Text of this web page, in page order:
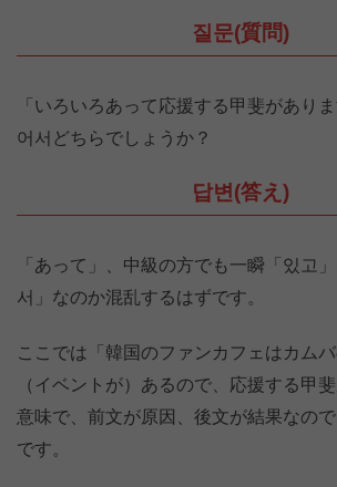
질문(質問)
「いろいろあって応援する甲斐があり
어서どちらでしょうか？
답변(答え)
「あって」、中級の方でも一瞬「있고
서」なのか混乱するはずです。
ここでは「韓国のファンカフェはカム
（イベントが）あるので、応援する甲
意味で、前文が原因、後文が結果なの
です。